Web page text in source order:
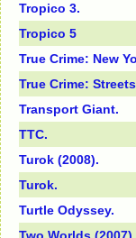
Tropico 3.
Tropico 5
True Crime: New
True Crime:
Trаnsроrt Giаnt.
TTC.
Turok (2008).
Turok.
Turtle Odyssey.